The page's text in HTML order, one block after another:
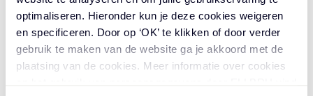
optimaliseren. Hieronder kun je deze cookies weigeren
en specificeren. Door op ‘OK’ te klikken of door verder
gebruik te maken van de website ga je akkoord met de
plaatsing van de cookies. Meer informatie over cookies